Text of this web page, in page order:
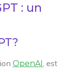
: un
OpenAI , est